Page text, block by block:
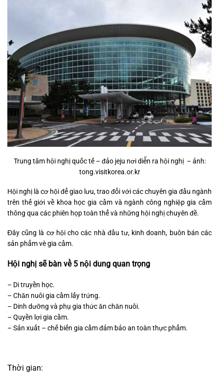
Trung tâm hội nghị quốc tế – đảo jeju nơi diễn ra hội nghị – ảnh:
tong.visitkorea.or.kr
Hội nghị là cơ hội để giao lưu, trao đổi với các chuyên gia đầu ngành
trên thế giới về khoa học gia cầm và ngành công nghiệp gia cầm
thông qua các phiên họp toàn thể và những hội nghị chuyên đề.
Đây cũng là cơ hội cho các nhà đầu tư, kinh doanh, buôn bán các
sản phẩm vè gia cầm.
Hội nghị sẽ bàn về 5 nội dung quan trọng
– Di truyền học.
– Chăn nuôi gia cầm lấy trứng.
– Dinh dưỡng và phụ gia thức ăn chăn nuôi.
– Quyền lợi gia cầm.
– Sản xuất – chế biến gia cầm đảm bảo an toàn thực phẩm.
Thời gian: